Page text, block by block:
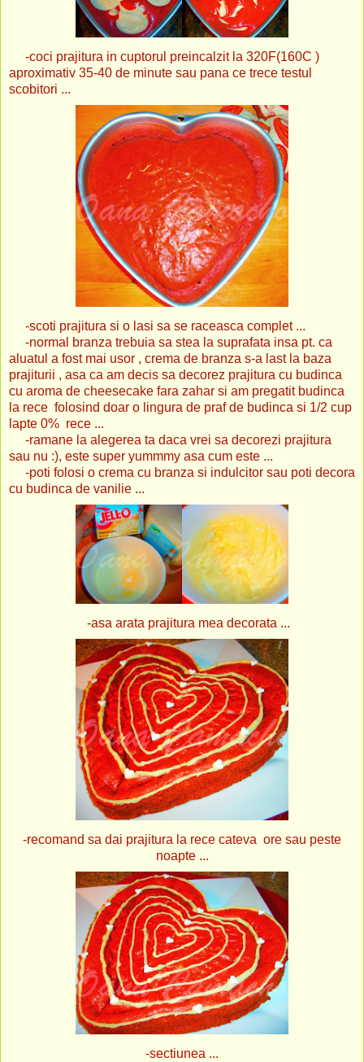
-coci prajitura in cuptorul preincalzit la 320F(160C )
aproximativ 35-40 de minute sau pana ce trece testul
scobitori ...
-scoti prajitura si o lasi sa se raceasca complet ...
-normal branza trebuia sa stea la suprafata insa pt. ca
aluatul a fost mai usor , crema de branza s-a last la baza
prajiturii , asa ca am decis sa decorez prajitura cu budinca
cu aroma de cheesecake fara zahar si am pregatit budinca
la rece folosind doar o lingura de praf de budinca si 1/2 cup
lapte 0% rece ...
-ramane la alegerea ta daca vrei sa decorezi prajitura
sau nu :), este super yummmy asa cum este ...
-poti folosi o crema cu branza si indulcitor sau poti decora
cu budinca de vanilie ...
-asa arata prajitura mea decorata ...
-recomand sa dai prajitura la rece cateva ore sau peste
noapte ...
-sectiunea ...